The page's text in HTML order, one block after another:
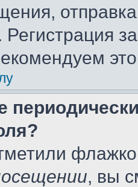
Регистрация
, вы